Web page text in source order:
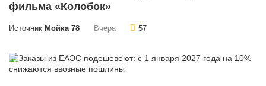
фильма «Колобок»
Источник Мойка 78 Вчера 57